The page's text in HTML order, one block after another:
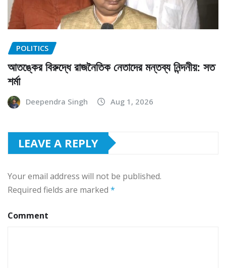
POLITICS
আতঙ্কের বিরুদ্ধে রাজনৈতিক নেতাদের মন্তব্য নিন্দনীয়: সত
শর্মা
Deependra Singh Aug 1, 2026
LEAVE A REPLY
Your email address will not be published.
Required fields are marked *
Comment